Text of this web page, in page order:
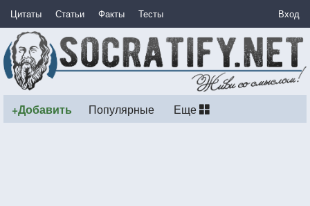
Цитаты Статьи Факты Тесты Вход
+Добавить Популярные Еще